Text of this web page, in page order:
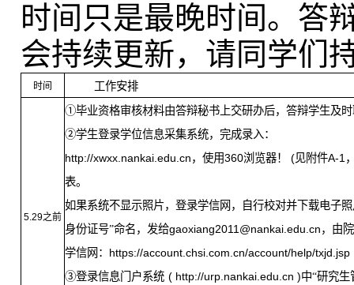
时间只是最晚时间。答
会持续更新，请同学们
时间 工作安排
5.29之前
①毕业资格审核材料由答辩秘书上交研办后，答辩学生及
②学生登录学位信息采集系统，完成录入：
http://xwxx.nankai.edu.cn，使用360浏览器！ (见附件A-1
表。
如果系统不显示照片，登录学信网，自行校对并下载电子
身份证号”命名， 发给gaoxiang2011@nankai.edu.cn，由
学信网： https://account.chsi.com.cn/account/help/txjd.jsp
③登录信息门户系统 ( http://urp.nankai.edu.cn )中“研究生